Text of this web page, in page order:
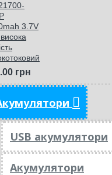
3.7V
грн
USB акумулятори
Акумулятори